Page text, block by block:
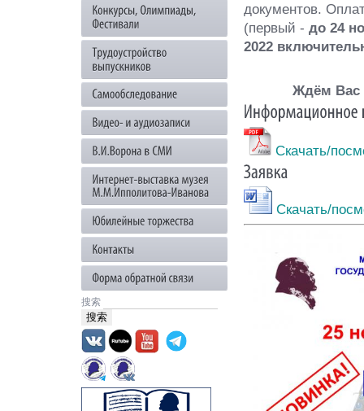
搜索
документов.
(первый - до 24
2022
Ждём Вас
Скачать/
Скачать/